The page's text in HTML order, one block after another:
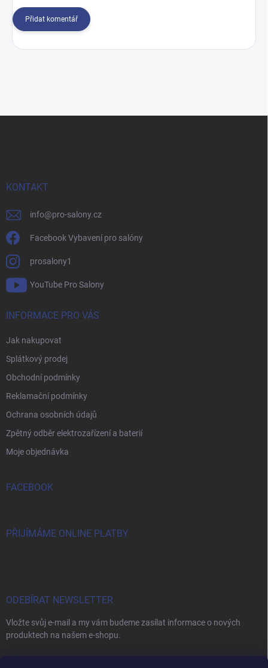
Přidat komentář
KONTAKT
info@pro-salony.cz
Facebook Vybavení pro salóny
prosalony1
YouTube Pro Salony
INFORMACE PRO VÁS
Jak nakupovat
Splátkový prodej
Obchodní podmínky
Reklamační podmínky
Ochrana osobních údajů
Zpětný odběr elektrozařízení a baterií
Moje objednávka
FACEBOOK
PŘIJÍMÁME ONLINE PLATBY
ODEBÍRAT NEWSLETTER
Vložte svůj e-mail a my vám budeme zasílat informace o nových
produktech na našem e-shopu.